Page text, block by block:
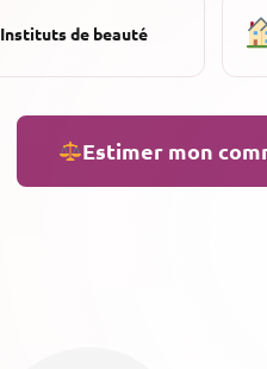
Instituts de beauté
Estimer mon